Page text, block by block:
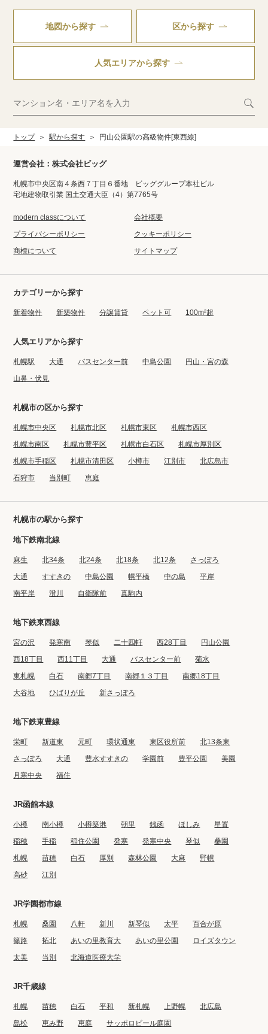
地図から探す 区から探す
人気エリアから探す
トップ 駅から探す 円山公園駅の高級物件[東西線]
運営会社：株式会社ビッグ
札幌市中央区南４条西７丁目６番地 ビッググループ本社ビル
宅地建物取引業 国土交通大臣（4）第7765号
modern classについて
会社概要
プライバシーポリシー
クッキーポリシー
商標について
サイトマップ
カテゴリーから探す
新着物件 新築物件 分譲賃貸 ペット可 100m²超
人気エリアから探す
札幌駅 大通 バスセンター前 中島公園
円山・宮の森
山鼻・伏見
札幌市の区から探す
札幌市中央区 札幌市北区 札幌市東区
札幌市西区
札幌市南区
札幌市豊平区 札幌市白石区
札幌市厚別区
札幌市手稲区
札幌市清田区 小樽市 江別市
北広島市
石狩市
当別町 恵庭
札幌市の駅から探す
地下鉄南北線
麻生 北34条 北24条 北18条 北12条
さっぽろ
大通
すすきの 中島公園 幌平橋 中の島
平岸
南平岸
澄川 自衛隊前 真駒内
地下鉄東西線
宮の沢 発寒南 琴似 二十四軒 西28丁目
円山公園
西18丁目
西11丁目 大通 バスセンター前
菊水
東札幌
白石 南郷7丁目 南郷１３丁目
南郷18丁目
大谷地
ひばりが丘 新さっぽろ
地下鉄東豊線
栄町 新道東 元町 環状通東 東区役所前
北13条東
さっぽろ
大通 豊水すすきの 学園前 豊平公園
美園
月寒中央
福住
JR函館本線
小樽 南小樽 小樽築港 朝里 銭函 ほしみ
星置
稲穂
手稲 稲住公園 発寒 発寒中央 琴似
桑園
札幌
苗穂 白石 厚別 森林公園 大麻
野幌
高砂
江別
JR学園都市線
札幌 桑園 八軒 新川 新琴似 太平
百合が原
篠路
拓北 あいの里教育大 あいの里公園
ロイズタウン
太美
当別 北海道医療大学
JR千歳線
札幌 苗穂 白石 平和 新札幌 上野幌
北広島
島松
恵み野 恵庭 サッポロビール庭園